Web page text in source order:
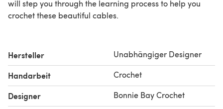
will step you through the learning process to help you
crochet these beautiful cables.
Hersteller Unabhängiger Designer
Handarbeit Crochet
Designer Bonnie Bay Crochet